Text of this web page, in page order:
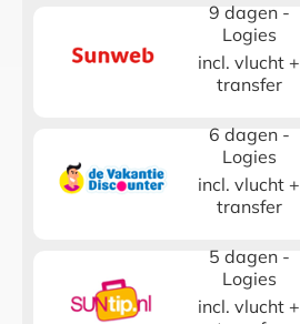
9 dagen -
Logies
incl. vlucht +
transfer
6 dagen -
Logies
incl. vlucht +
transfer
5 dagen -
Logies
incl. vlucht +